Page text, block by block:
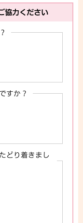
協力ください
すか？
どり着きまし